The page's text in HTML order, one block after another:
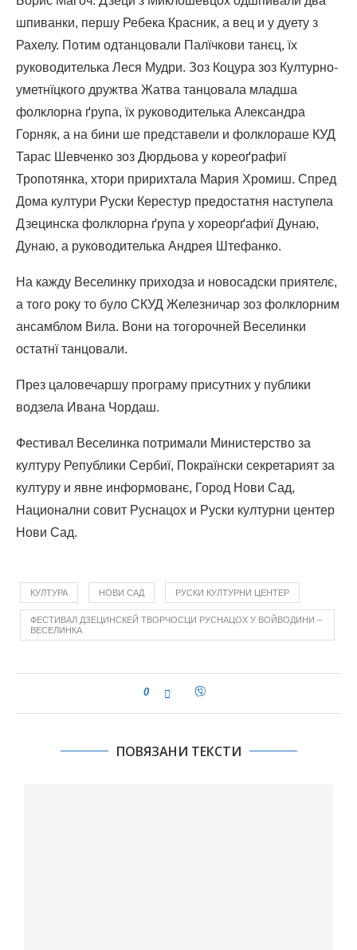
шпиванки, першу Ребека Красник, а вец и у дуету з
Рахелу. Потим одтанцовали Палїчкови танєц, їх
руководителька Леся Мудри. Зоз Коцура зоз Културно-
уметнїцкого дружтва Жатва танцовала младша
фолклорна ґрупа, їх руководителька Александра
Горняк, а на бини ше представели и фолклораше КУД
Тарас Шевченко зоз Дюрдьова у кореоґрафиї
Тропотянка, хтори пририхтала Мария Хромиш. Спред
Дома култури Руски Керестур предостатня наступела
Дзецинска фолклорна ґрупа у хореорґафиї Дунаю,
Дунаю, а руководителька Андрея Штефанко.
На кажду Веселинку приходза и новосадски приятелє,
а того року то було СКУД Железничар зоз фолклорним
ансамблом Вила. Вони на тогорочней Веселинки
остатнї танцовали.
През цаловечаршу програму присутних у публики
водзела Ивана Чордаш.
Фестивал Веселинка потримали Министерство за
културу Републики Сербиї, Покраїнски секретарият за
културу и явне информованє, Город Нови Сад,
Национални совит Руснацох и Руски културни центер
Нови Сад.
КУЛТУРА НОВИ САД РУСКИ КУЛТУРНИ ЦЕНТЕР
ФЕСТИВАЛ ДЗЕЦИНСКЕЙ ТВОРЧОСЦИ РУСНАЦОХ У ВОЙВОДИНИ –
ВЕСЕЛИНКА
0
ПОВЯЗАНИ ТЕКСТИ